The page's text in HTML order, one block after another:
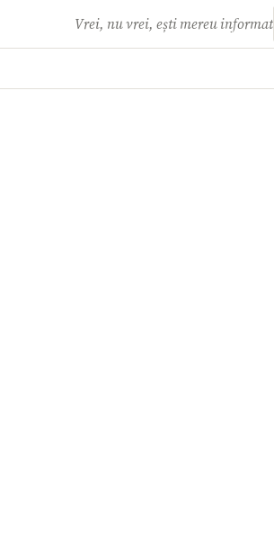
Vrei, nu vrei, ești mereu informat